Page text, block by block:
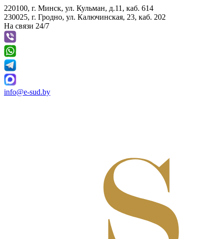
220100, г. Минск, ул. Кульман, д.11, каб. 614
230025, г. Гродно, ул. Калючинская, 23, каб. 202
На связи 24/7
info@e-sud.by